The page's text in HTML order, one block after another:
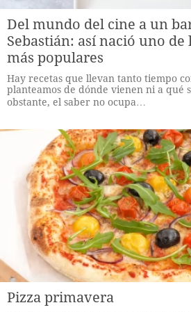
Del mundo del cine a un
Sebastián: así nació uno
más populares
Hay recetas que llevan tanto tiempo
planteamos de dónde vienen ni a qué
obstante, el saber no ocupa…
Pizza primavera